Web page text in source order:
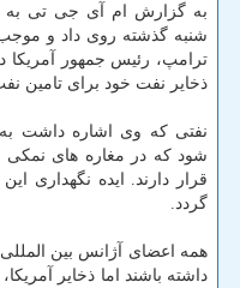
به گزارش ام آی جی تی به
شنبه گذشته روی داد و
ترامپ، رئیس جمهور آمریكا
ذخایر نفت خود برای تامین نفت
شود كه در مغاره های نمكی
گردد.
همه اعضای آژانس بین المللی
داشته باشند اما ذخایر